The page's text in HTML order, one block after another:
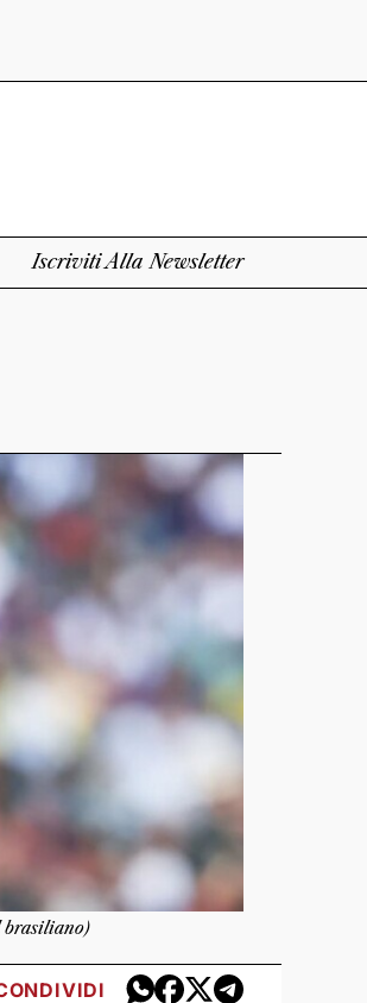
Iscriviti Alla Newsletter
brasiliano)